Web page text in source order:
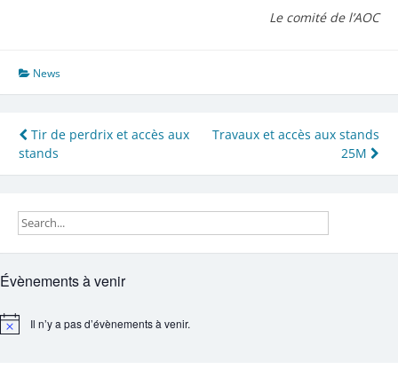
Le comité de l’AOC
News
Navigation
de
Tir de perdrix et accès aux
stands
Travaux et accès aux stands
25M
Évènements à venir
Notice Il n’y a pas d’évènements à venir.